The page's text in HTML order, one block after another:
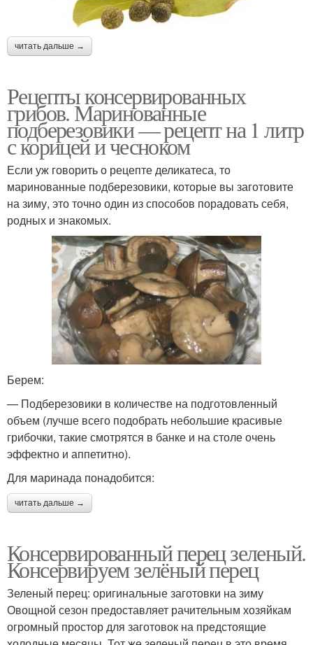
читать дальше →
Рецепты консервированных
грибов. Маринованные
подберезовики — рецепт на 1 литр
с корицей и чесноком
Если уж говорить о рецепте деликатеса, то
маринованные подберезовики, которые вы заготовите
на зиму, это точно один из способов порадовать себя,
родных и знакомых.
Берем:
— Подберезовики в количестве на подготовленный
объем (лучше всего подобрать небольшие красивые
грибочки, такие смотрятся в банке и на столе очень
эффектно и аппетитно).
Для маринада понадобится:
читать дальше →
Консервированный перец зеленый.
Консервируем зелёный перец
Зеленый перец: оригинальные заготовки на зиму
Овощной сезон предоставляет рачительным хозяйкам
огромный простор для заготовок на предстоящие